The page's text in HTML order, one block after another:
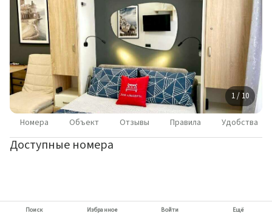
1 / 10
Номера Объект Отзывы Правила Удобства
Доступные номера
Поиск Избранное Войти Ещё